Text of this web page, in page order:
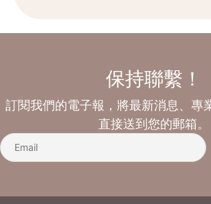
保持聯繫！
訂閱我們的電子報，將最新消息、專
直接送到您的郵箱。